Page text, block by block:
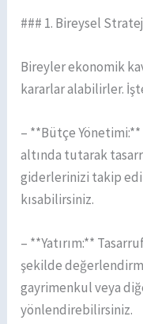
### 1. Bireysel
Bireyler ekonomik
kararlar alabilirler.
– **Bütçe
altında tutarak
giderlerinizi takip
kısabilirsiniz.
– **Yatırım:**
şekilde
gayrimenkul veya
yönlendirebilirsiniz.